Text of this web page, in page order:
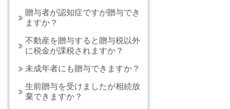
贈与者が認知症ですが贈与でき
ますか？
不動産を贈与すると贈与税以外
に税金が課税されますか？
未成年者にも贈与できますか？
生前贈与を受けましたが相続放
棄できますか？